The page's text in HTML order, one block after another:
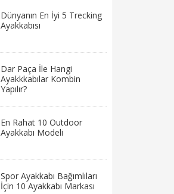
Dünyanın En İyi 5 Trecking
Ayakkabısı
Dar Paça İle Hangi
Ayakkkabılar Kombin
Yapılır?
En Rahat 10 Outdoor
Ayakkabı Modeli
Spor Ayakkabı Bağımlıları
İçin 10 Ayakkabı Markası